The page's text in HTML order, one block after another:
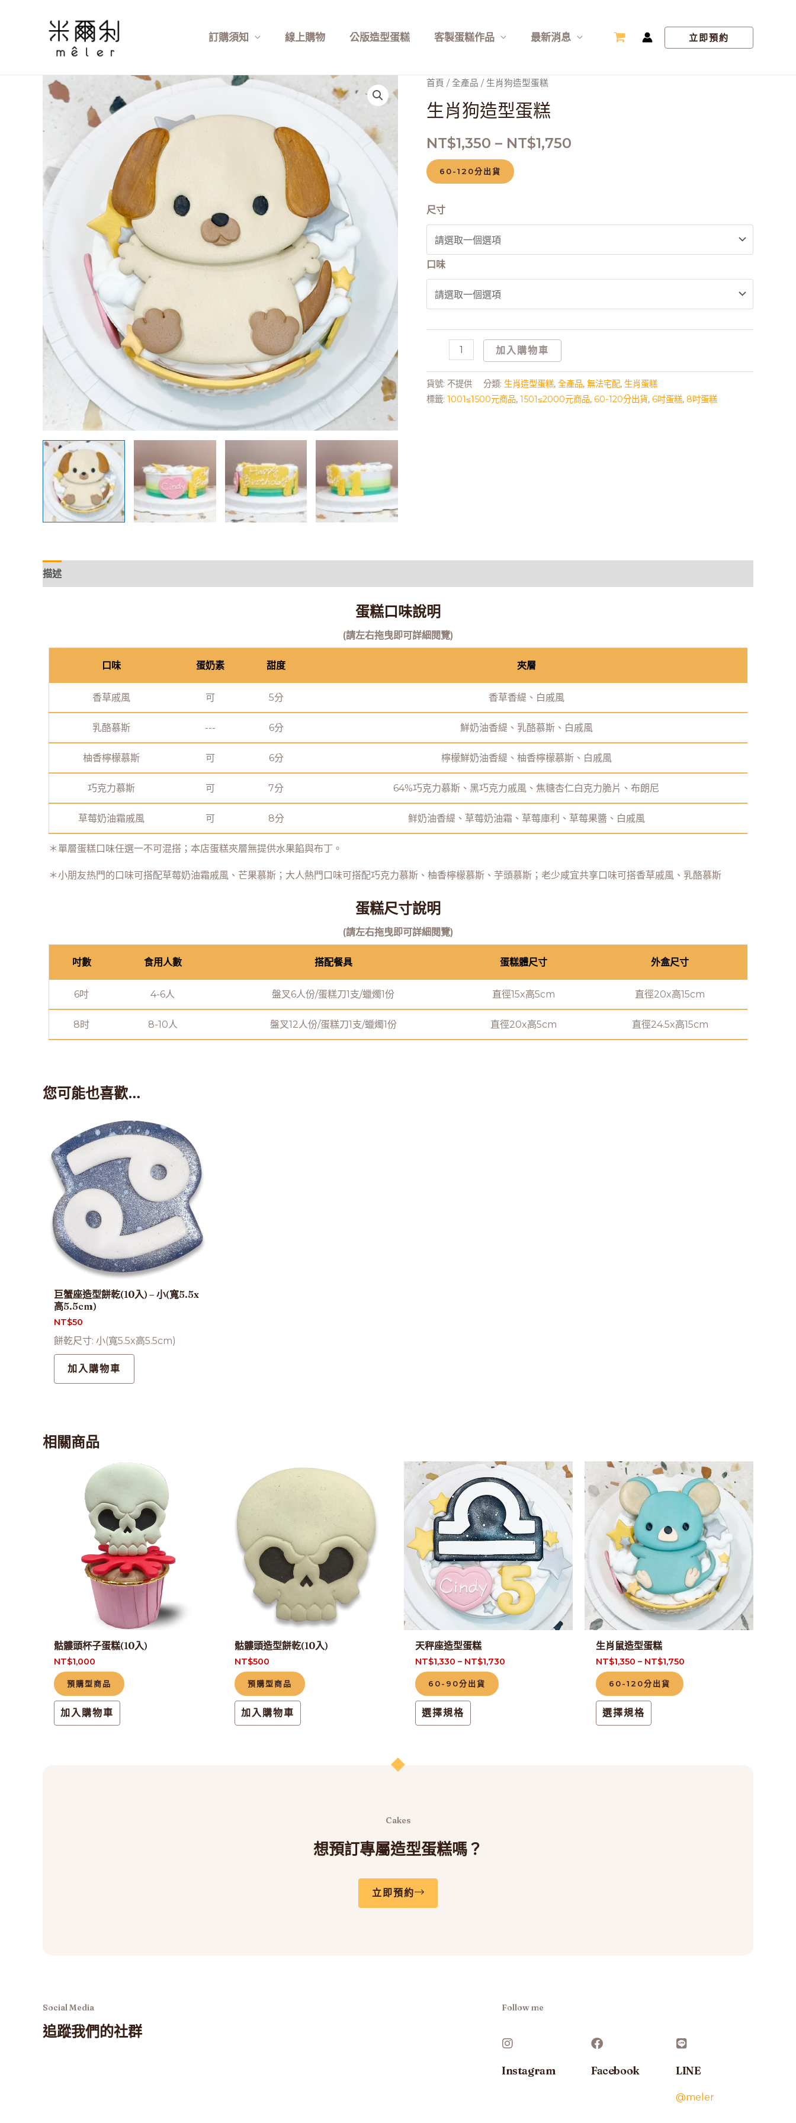
訂購須知 線上購物 公版造型蛋糕 客製蛋糕作品 最新消息 立即預約
首頁 /全產品 / 生肖狗造型蛋糕
生肖狗造型蛋糕
NT$1,350 – NT$1,750
60-120分出貨
尺寸
口味
生
肖
狗
型
蛋
糕
數
加入購物車
貨號: 不提供 分類: 生肖造型蛋糕, 全產品, 無法宅配, 生肖蛋糕
標籤: 1001≤1500元商品, 1501≤2000元商品, 60-120分出貨, 6吋蛋糕, 8吋蛋糕
描述
蛋糕口味說明
(請左右拖曳即可詳細閱覽)
口味 蛋奶素 甜度 夾層
香草戚風 可 5分 香草香緹、白戚風
乳酪慕斯 --- 6分 鮮奶油香緹、乳酪慕斯、白戚風
柚香檸檬慕斯 可 6分 檸檬鮮奶油香緹、柚香檸檬慕斯、白戚風
巧克力慕斯 可 7分 64%巧克力慕斯、黑巧克力戚風、焦糖杏仁白克力脆片、布朗尼
草莓奶油霜戚風 可 8分 鲜奶油香緹、草莓奶油霜、草莓庫利、草莓果醬、白戚風
＊單層蛋糕口味任選一不可混搭；本店蛋糕夾層無提供水果餡與布丁。
＊小朋友热門的口味可搭配草莓奶油霜戚風、芒果慕斯；大人熱門口味可搭配巧克力慕斯、柚香檸檬慕斯、芋頭慕斯；老少咸宜共享口味可搭香草戚風、乳酪慕斯
蛋糕尺寸說明
(請左右拖曳即可詳細閱覽)
吋數 食用人數 搭配餐具 蛋糕體尺寸 外盒尺寸
6吋 4-6人 盤叉6人份/蛋糕刀1支/蠟燭1份 直徑15x高5cm 直徑20x高15cm
8时 8-10人 盤叉12人份/蛋糕刀1支/蠟燭1份 直徑20x高5cm 直徑24.5x高15cm
您可能也喜歡…
巨蟹座造型餅乾(10入) – 小(寬5.5x
高5.5cm)
NT$50
餅乾尺寸: 小(寬5.5x高5.5cm)
加入購物車
相關商品
骷髏頭杯子蛋糕(10入)
NT$1,000
預購型商品
加入購物車
骷髏頭造型餅乾(10入)
NT$500
預購型商品
加入購物車
天秤座造型蛋糕
NT$1,330 – NT$1,730
60-90分出貨
選擇規格
產
品
有
多
種
款
式。
可
在
產
品
頁
擇
生肖鼠造型蛋糕
NT$1,350 – NT$1,750
60-120分出貨
選擇規格
此
產
有
多
種
式。
可
在
產
品
頁
擇
Cakes
想預訂專屬造型蛋糕嗎？
立即預約
Social Media
追蹤我們的社群
Follow me
Instagram Facebook LINE
@meler